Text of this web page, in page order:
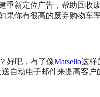
重新定位广告，帮助回收
果你有很高的废弃购物
好吧，有了像Marsello这样
自动电子邮件来提高客户